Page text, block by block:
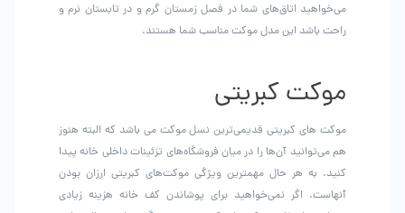
می‌خواهید اتاق‌های شما در فصل زمستان گرم و در تابستان نرم و
راحت باشد این مدل موکت‌ مناسب شما هستند.
موکت‌ کبریتی
موکت های کبریتی قدیمی‌ترین نسل موکت مي باشد که البته هنوز
هم می‌توانید آن‌ها را در میان فروشگاه‌های تزئینات داخلی خانه پیدا
کنید. به هر حال مهمترین ویژگی موکت‌های کبریتی ارزان بودن
آنهاست. اگر نمی‌خواهید برای پوشاندن کف خانه هزینه زیادی